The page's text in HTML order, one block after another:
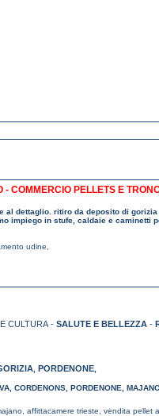
- COMMERCIO PELLETS E
dettaglio. ritiro da deposito di
impiego in stufe, caldaie e caminetti
udine
CULTURA - SALUTE E BELLEZZA -
, PORDENONE,
CORDENONS PORDENONE
affittacamere trieste, vendita pellet